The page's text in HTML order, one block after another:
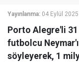
Yayınlanma: 04 Eylül
Porto Alegre'li 31
futbolcu
söyleyerek, 1